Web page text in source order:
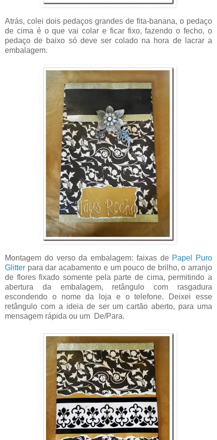
Atrás, colei dois pedaços grandes de fita-banana, o pedaço
de cima é o que vai colar e ficar fixo, fazendo o fecho, o
pedaço de baixo só deve ser colado na hora de lacrar a
embalagem.
Montagem do verso da embalagem: faixas de Papel Puro
Glitter para dar acabamento e um pouco de brilho, o arranjo
de flores fixado somente pela parte de cima, permitindo a
abertura da embalagem, retângulo com rasgadura
escondendo o nome da loja e o telefone. Deixei esse
retângulo com a ideia de ser um cartão aberto, para uma
mensagem rápida ou um De/Para.